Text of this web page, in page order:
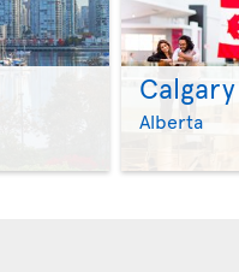
>
Calgary
Alberta